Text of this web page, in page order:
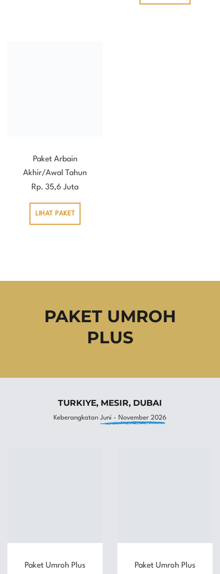
Paket Arbain
Akhir/Awal Tahun
Rp. 35,6 Juta
LIHAT PAKET
PAKET UMROH
PLUS
TURKIYE, MESIR, DUBAI
Keberangkatan Juni - November 2026
Paket Umroh Plus
Paket Umroh Plus